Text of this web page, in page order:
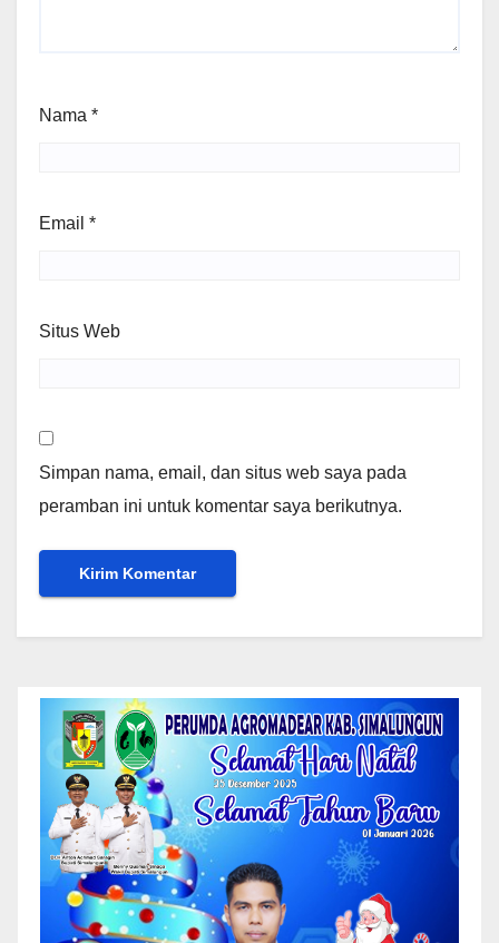
Nama *
Email *
Situs Web
Simpan nama, email, dan situs web saya pada
peramban ini untuk komentar saya berikutnya.